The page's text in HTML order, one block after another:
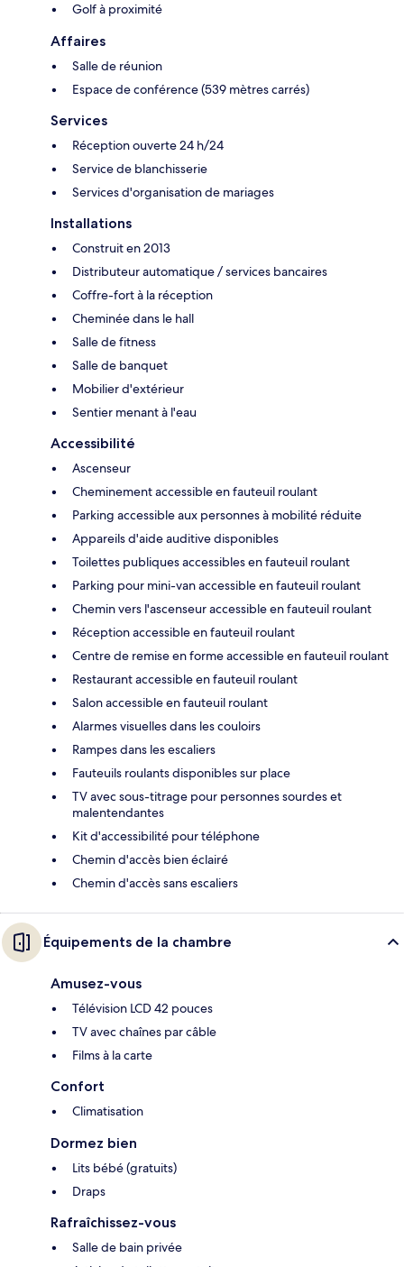
Golf à proximité
Affaires
Salle de réunion
Espace de conférence (539 mètres carrés)
Services
Réception ouverte 24 h/24
Service de blanchisserie
Services d'organisation de mariages
Installations
Construit en 2013
Distributeur automatique / services bancaires
Coffre-fort à la réception
Cheminée dans le hall
Salle de fitness
Salle de banquet
Mobilier d'extérieur
Sentier menant à l'eau
Accessibilité
Ascenseur
Cheminement accessible en fauteuil roulant
Parking accessible aux personnes à mobilité réduite
Appareils d'aide auditive disponibles
Toilettes publiques accessibles en fauteuil roulant
Parking pour mini-van accessible en fauteuil roulant
Chemin vers l'ascenseur accessible en fauteuil roulant
Réception accessible en fauteuil roulant
Centre de remise en forme accessible en fauteuil roulant
Restaurant accessible en fauteuil roulant
Salon accessible en fauteuil roulant
Alarmes visuelles dans les couloirs
Rampes dans les escaliers
Fauteuils roulants disponibles sur place
TV avec sous-titrage pour personnes sourdes et
malentendantes
Kit d'accessibilité pour téléphone
Chemin d'accès bien éclairé
Chemin d'accès sans escaliers
Équipements de la chambre
Amusez-vous
Télévision LCD 42 pouces
TV avec chaînes par câble
Films à la carte
Confort
Climatisation
Dormez bien
Lits bébé (gratuits)
Draps
Rafraîchissez-vous
Salle de bain privée